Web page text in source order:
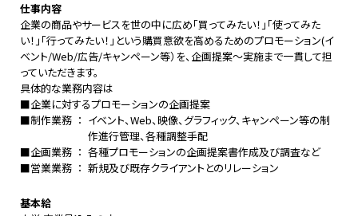
仕事内容
企業の商品やサービスを世の中に広め「買ってみたい！」「使ってみた
い！」「行ってみたい！」という購買意欲を高めるためのプロモーション(イ
ベント/Web/広告/キャンペーン等）を、企画提案～実施まで一貫して担
っていただきます。
具体的な業務内容は
■企業に対するプロモーションの企画提案
■制作業務
イベント、Web、映像、グラフィック、キャンペーン等の制
作進行管理、各種調整手配
■企画業務
各種プロモーションの企画提案書作成及び調査など
■営業業務 新規及び既存クライアントとのリレーション
基本給